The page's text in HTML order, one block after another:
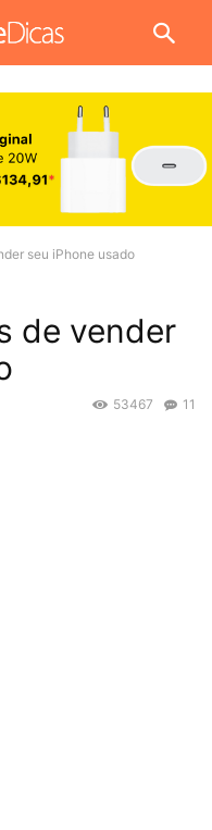
seu iPhone usado
de vender
11
53467